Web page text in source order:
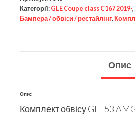
Категорії: GLE Coupe class C167 2019-,
Бампера / обвіси / рестайлінг,
Опис
Опис
Комплект обвісу GLE53